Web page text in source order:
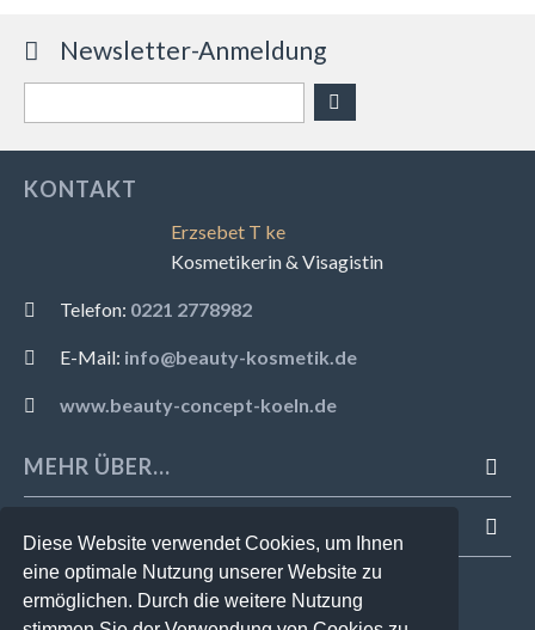
Diese Website verwendet Cookies, um Ihnen
eine optimale Nutzung unserer Website zu
ermöglichen. Durch die weitere Nutzung
Newsletter-Anmeldung
KONTAKT
Erzsebet T ke
Kosmetikerin & Visagistin
Telefon: 0221 2778982
E-Mail: info@beauty-kosmetik.de
www.beauty-concept-koeln.de
MEHR ÜBER...
ZAHLUNGSMETHODEN